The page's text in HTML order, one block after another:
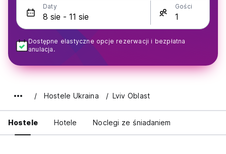
Daty Gości
Dostępne elastyczne opcje rezerwacji i bezpłatna
anulacja.
Hostele Ukraina Lviv Oblast
Hostele Hotele Noclegi ze śniadaniem